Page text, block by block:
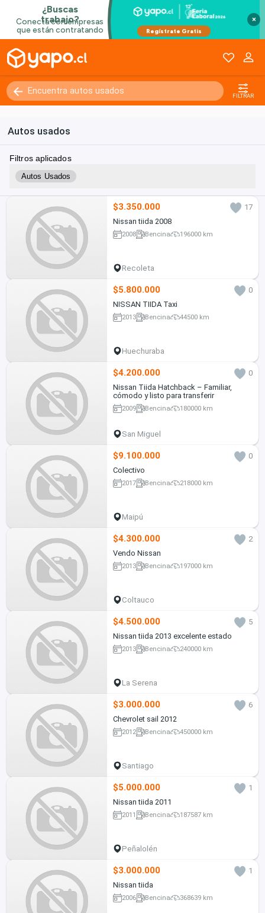
×
FILTRAR
Autos usados
Filtros aplicados
Autos Usados
$3.350.000
17
Nissan tiida 2008
2008 Bencina 196000 km
Recoleta
$5.800.000
0
NISSAN TIIDA Taxi
2013 Bencina 44500 km
Huechuraba
$4.200.000
0
Nissan Tiida Hatchback – Familiar,
cómodo y listo para transferir
2009 Bencina 180000 km
San Miguel
$9.100.000
0
Colectivo
2017 Bencina 218000 km
Maipú
$4.300.000
2
Vendo Nissan
2013 Bencina 197000 km
Coltauco
$4.500.000
5
Nissan tiida 2013 excelente estado
2013 Bencina 240000 km
La Serena
$3.000.000
6
Chevrolet sail 2012
2012 Bencina 450000 km
Santiago
$5.000.000
1
Nissan tiida 2011
2011 Bencina 187587 km
Peñalolén
$3.000.000
1
Nissan tiida
2006 Bencina 368639 km